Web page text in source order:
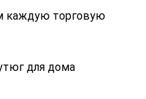
каждую торговую
для дома